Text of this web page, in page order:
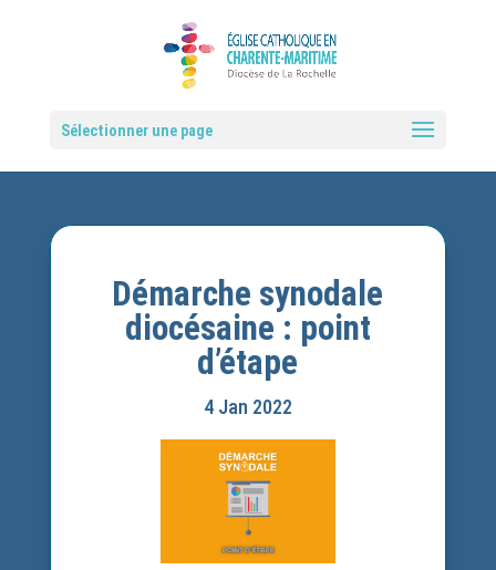
Sélectionner une page
Démarche synodale
diocésaine : point
d’étape
4 Jan 2022